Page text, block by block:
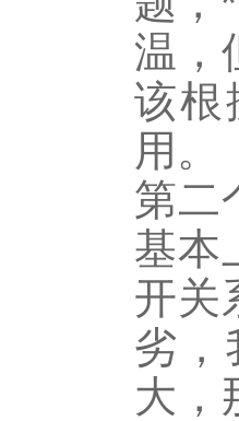
温，
该根
用。
第二
基本
开关
劣，
大，